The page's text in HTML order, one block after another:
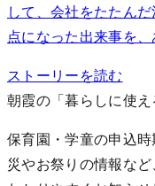
して、会社をたたん
点になった出来事を、
ストーリーを読む
朝霞の「暮らしに使
保育園・学童の申込
災やお祭りの情報など